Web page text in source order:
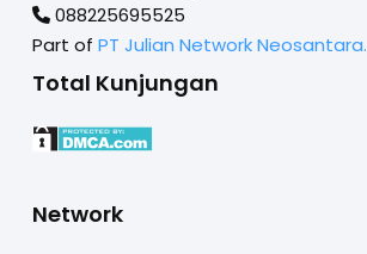
088225695525
Part of PT Julian Network Neosantara.
Total Kunjungan
Network